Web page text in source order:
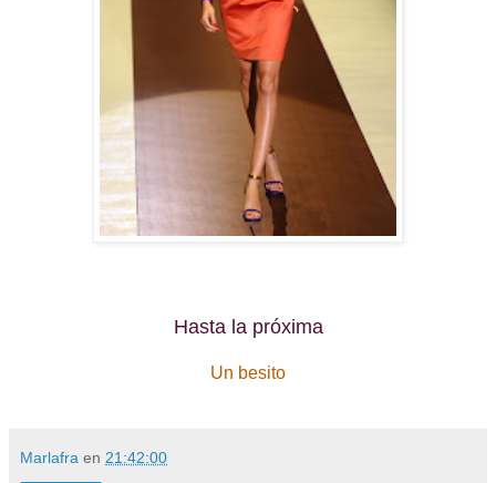
Hasta la próxima
Un besito
Marlafra en 21:42:00